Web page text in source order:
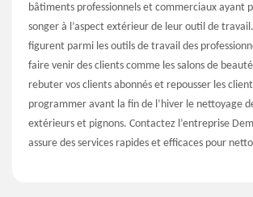
bâtiments professionnels et commerciaux ayant
songer à l’aspect extérieur de leur outil de
figurent parmi les outils de travail des
faire venir des clients comme les salons de
rebuter vos clients abonnés et repousser les
programmer avant la fin de l’hiver le nettoyage
extérieurs et pignons. Contactez l’entreprise
assure des services rapides et efficaces pour